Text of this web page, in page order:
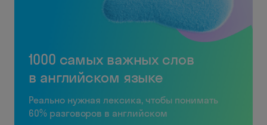
1000 самых важных слов
в английском языке
Реально нужная лексика, чтобы понимать
60% разговоров в английском